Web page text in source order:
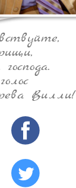
Вилли!